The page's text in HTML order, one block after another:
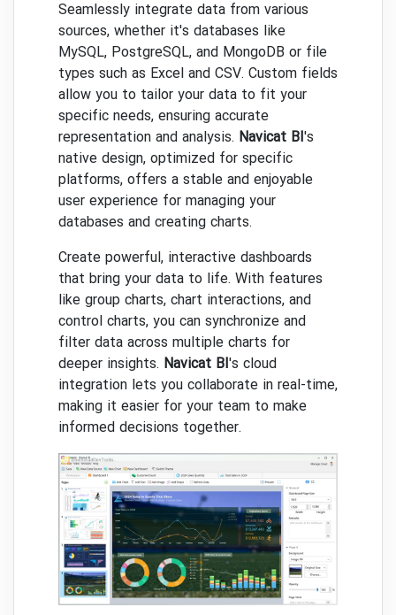
Seamlessly integrate data from various
sources, whether it's databases like
MySQL, PostgreSQL, and MongoDB or file
types such as Excel and CSV. Custom fields
allow you to tailor your data to fit your
specific needs, ensuring accurate
representation and analysis. Navicat BI's
native design, optimized for specific
platforms, offers a stable and enjoyable
user experience for managing your
databases and creating charts.
Create powerful, interactive dashboards
that bring your data to life. With features
like group charts, chart interactions, and
control charts, you can synchronize and
filter data across multiple charts for
deeper insights. Navicat BI's cloud
integration lets you collaborate in real-time,
making it easier for your team to make
informed decisions together.